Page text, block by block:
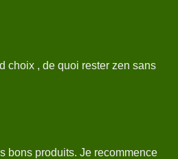
choix , de quoi rester zen sans
bons produits. Je recommence